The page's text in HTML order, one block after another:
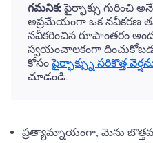
గమనిక:ఫైర్ఫాక్సు గురించి
అప్రమేయంగా ఒక నవీకరణ
నవీకరించిన రూపాంతరం
స్వయంచాలకంగా
కోసంఫైర్ఫాక్స్ను సరికొత్త
చూడండి.
ప్రత్యామ్నాయంగా, మెను